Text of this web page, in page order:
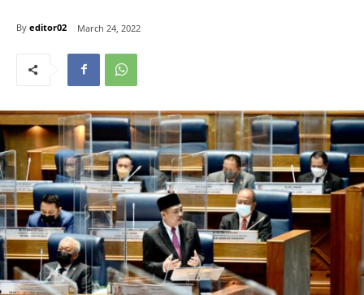
By editor02 March 24, 2022